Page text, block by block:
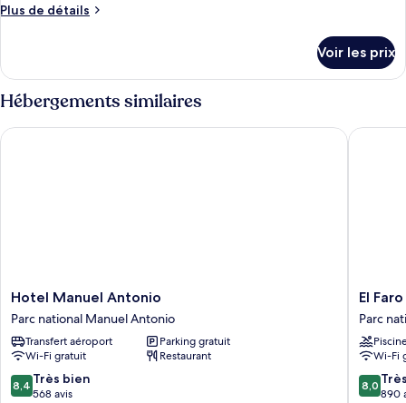
Plus de détails
Plus
le
type
de
chambre
Chambre
Voir les prix
Hébergements similaires
Hotel
Manuel
Antonio
Parc
national
Manuel
Antonio
Hotel Manuel Antonio
Parc national Manuel Antonio
Transfert aéroport
Parking gratuit
Wi-Fi gratuit
Restaurant
8.4
sur
8,4 Très bien
568 avis
Hotel Manuel Antonio
El
Faro
Beach
Hotel
Parc
national
El
Parc
Wi-Fi
8.0
sur
8,0
890
El Faro